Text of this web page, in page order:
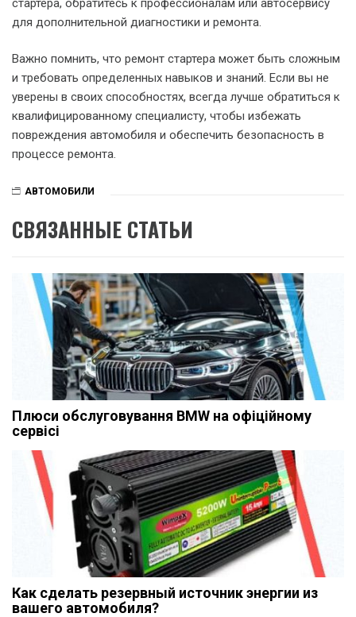
для дополнительной диагностики и ремонта.
Важно помнить, что ремонт стартера может быть сложным
и требовать определенных навыков и знаний. Если вы не
уверены в своих способностях, всегда лучше обратиться к
квалифицированному специалисту, чтобы избежать
повреждения автомобиля и обеспечить безопасность в
процессе ремонта.
АВТОМОБИЛИ
СВЯЗАННЫЕ СТАТЬИ
Плюси обслуговування BMW на офіційному
сервісі
Как сделать резервный источник энергии из
вашего автомобиля?